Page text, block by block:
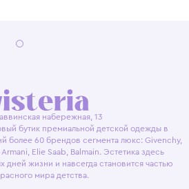
набережная, 13
бутик премиальной детской одежды в
более 60 брендов сегмента люкс: Givenchy,
Elie Saab, Balmain. Эстетика здесь
дней жизни и навсегда становится частью
мира детства.